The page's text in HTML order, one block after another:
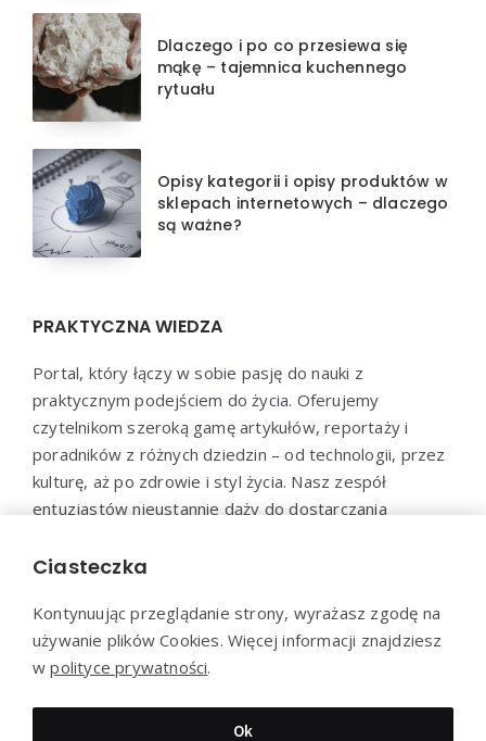
Dlaczego i po co przesiewa się
mąkę – tajemnica kuchennego
rytuału
Opisy kategorii i opisy produktów w
sklepach internetowych – dlaczego
są ważne?
PRAKTYCZNA WIEDZA
Portal, który łączy w sobie pasję do nauki z
praktycznym podejściem do życia. Oferujemy
czytelnikom szeroką gamę artykułów, reportaży i
poradników z różnych dziedzin – od technologii, przez
kulturę, aż po zdrowie i styl życia. Nasz zespół
entuzjastów nieustannie dąży do dostarczania
poszerzyć horyzonty i efektywnie wykorzystać
Dziękujemy za wizytę - Praktyczna-wiedza.pl © 2022
Ciasteczka
Kontynuując przeglądanie strony, wyrażasz zgodę na
używanie plików Cookies. Więcej informacji znajdziesz
wpolityce prywatności.
Ok